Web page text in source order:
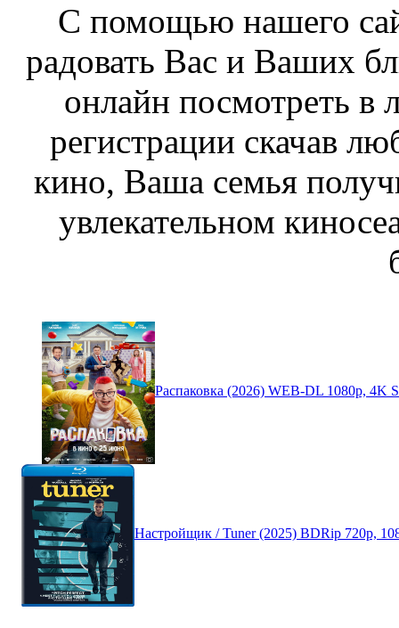
С помощью нашего
радовать Вас и Ваших
онлайн посмотреть в
регистрации скачав
кино, Ваша семья
увлекательном
Распаковка (2026) WEB-DL 1080p, 4K
Настройщик / Tuner (2025) BDRip 720p,